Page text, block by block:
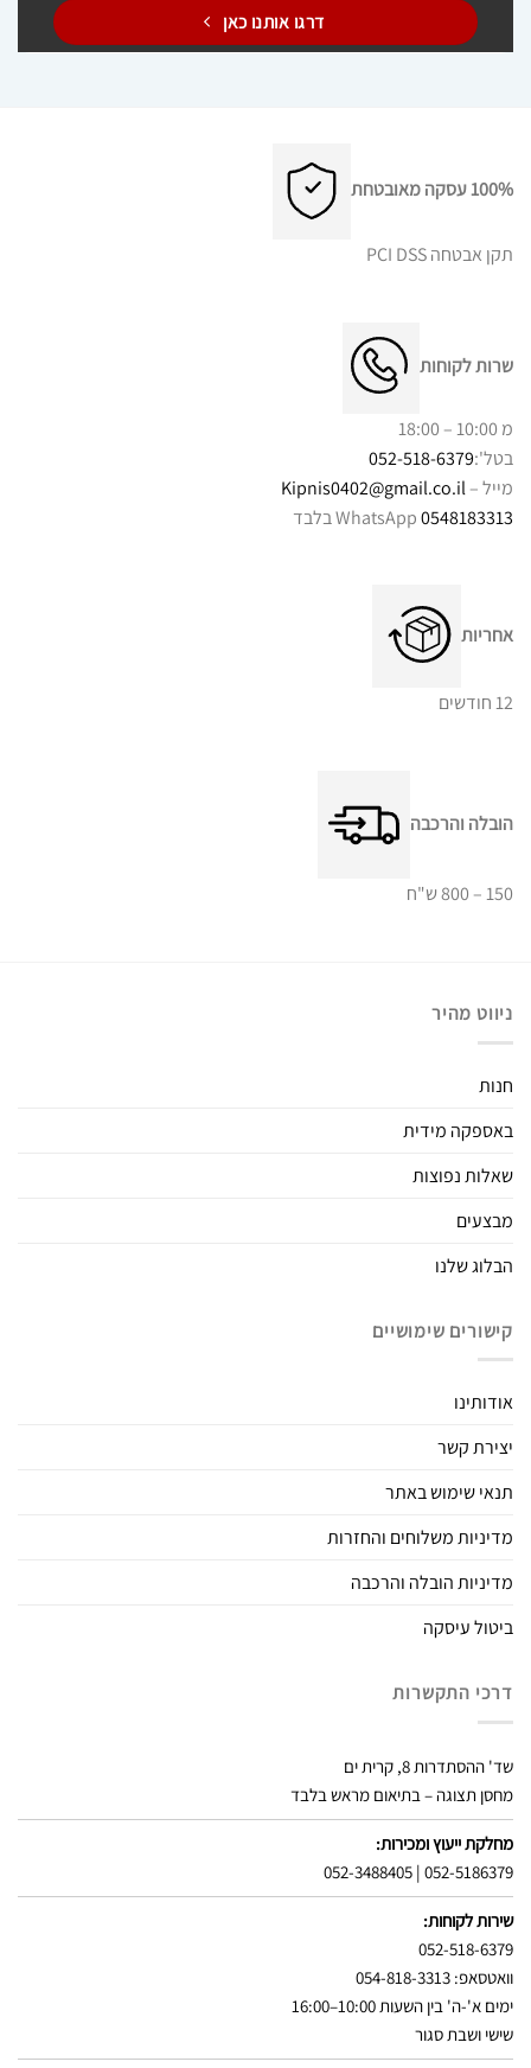
דרגו אותנו כאן
100% עסקה מאובטחת
תקן אבטחה PCI DSS
שרות לקוחות
מ 10:00 – 18:00
בטל':052-518-6379
מייל –Kipnis0402@gmail.co.il
0548183313
אחריות
12 חודשים
הובלה והרכבה
150 – 800 ש"ח
ניווט מהיר
חנות
באספקה מידית
שאלות נפוצות
מבצעים
הבלוג שלנו
קישורים שימושיים
אודותינו
יצירת קשר
תנאי שימוש באתר
מדיניות משלוחים והחזרות
מדיניות הובלה והרכבה
ביטול עיסקה
דרכי התקשרות
שד' ההסתדרות 8, קרית ים
מחסן תצוגה – בתיאום מראש בלבד
מחלקת ייעוץ ומכירות:
052-5186379
|
052-3488405
שירות לקוחות:
052-518-6379
וואטסאפ: 054-818-3313
ימים א'-ה' בין השעות 10:00–16:00
שישי ושבת סגור